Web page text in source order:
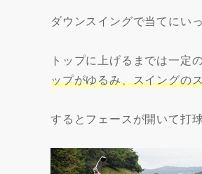
ダウンスイングで当てにい
トップに上げるまでは一定
ップがゆるみ、スイングの
するとフェースが開いて打